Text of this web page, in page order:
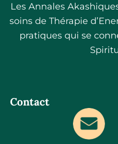
Les Annales
soins de Thérapie
pratiques qui se
Contact